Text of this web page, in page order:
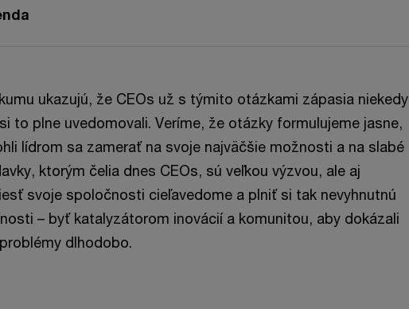
ukazujú, že CEOs už s týmito otázkami zápasia niekedy
to plne uvedomovali. Veríme, že otázky formulujeme jasne,
lídrom sa zamerať na svoje najväčšie možnosti a na slabé
ktorým čelia dnes CEOs, sú veľkou výzvou, ale aj
svoje spoločnosti cieľavedome a plniť si tak nevyhnutnú
– byť katalyzátorom inovácií a komunitou, aby dokázali
dlhodobo.